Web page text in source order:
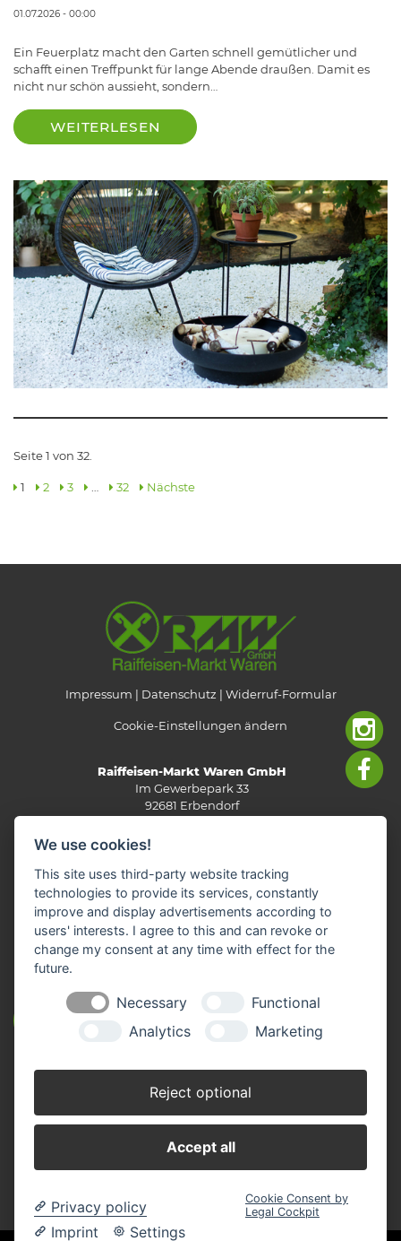
01.07.2026 - 00:00
Ein Feuerplatz macht den Garten schnell gemütlicher und
schafft einen Treffpunkt für lange Abende draußen. Damit es
nicht nur schön aussieht, sondern…
WEITERLESEN
Seite 1 von 32.
1 2 3 … 32 Nächste
Impressum Datenschutz Widerruf-Formular
Cookie-Einstellungen ändern
Raiffeisen-Markt Waren GmbH
Im Gewerbepark 33
92681 Erbendorf
Telefon: 0 96 82/92 05-0
Fax: 0 96 82/92 05-13
E-Mail:info(at)rmw-steinwald.de
KONTAKTVERZEICHNIS
ÖFFNUNGSZEITEN
GESCHÄFTSSTELLEN
We use cookies!
This site uses third-party website tracking
technologies to provide its services, constantly
improve and display advertisements according to
users' interests. I agree to this and can revoke or
change my consent at any time with effect for the
future.
Necessary
Functional
Analytics
Marketing
Reject optional
Accept all
Privacy policy
Imprint
Settings
Cookie Consent by
Legal Cockpit